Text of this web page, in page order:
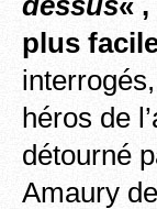
plus
héros de
détourné
Amaury